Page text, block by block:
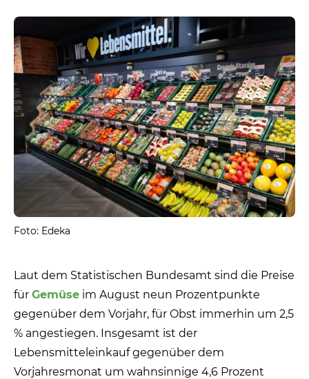
Foto: Edeka
Laut dem Statistischen Bundesamt sind die Preise
für Gemüse im August neun Prozentpunkte
gegenüber dem Vorjahr, für Obst immerhin um 2,5
% angestiegen. Insgesamt ist der
Lebensmitteleinkauf gegenüber dem
Vorjahresmonat um wahnsinnige 4,6 Prozent